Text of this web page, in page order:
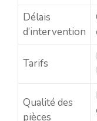
Délais
d’intervention
Tarifs
Qualité des
pièces